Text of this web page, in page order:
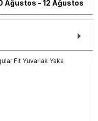
Ağustos - 12 Ağustos
Fit Yuvarlak Yaka